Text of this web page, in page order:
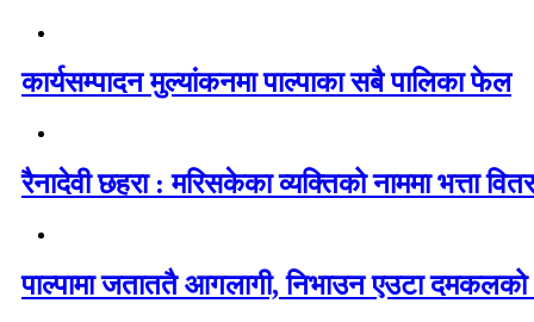
कार्यसम्पादन मुल्यांकनमा पाल्पाका सबै पालिका फेल
रैनादेवी छहरा : मरिसकेका व्यक्तिको नाममा भत्ता
पाल्पामा जताततै आगलागी, निभाउन एउटा